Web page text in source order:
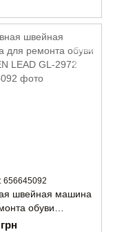
656645092
швейная машина
обуви
LEAD GL-2972